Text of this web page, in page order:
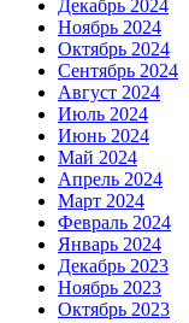
Декабрь 2024
Ноябрь 2024
Октябрь 2024
Сентябрь 2024
Август 2024
Июль 2024
Июнь 2024
Май 2024
Апрель 2024
Март 2024
Февраль 2024
Январь 2024
Декабрь 2023
Ноябрь 2023
Октябрь 2023